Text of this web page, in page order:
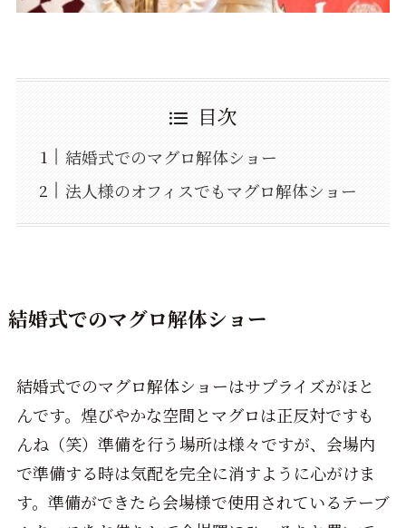
目次
結婚式でのマグロ解体ショー
法人様のオフィスでもマグロ解体ショー
結婚式でのマグロ解体ショー
結婚式でのマグロ解体ショーはサプライズがほと
んです。煌びやかな空間とマグロは正反対ですも
んね（笑）準備を行う場所は様々ですが、会場内
で準備する時は気配を完全に消すように心がけま
す。準備ができたら会場様で使用されているテーブ